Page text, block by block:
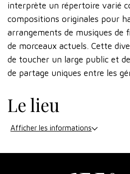
interprète un répertoire varié
compositions originales pour
arrangements de musiques de
de morceaux actuels. Cette
de toucher un large public et
de partage uniques entre les
Le lieu
Afficher les informations